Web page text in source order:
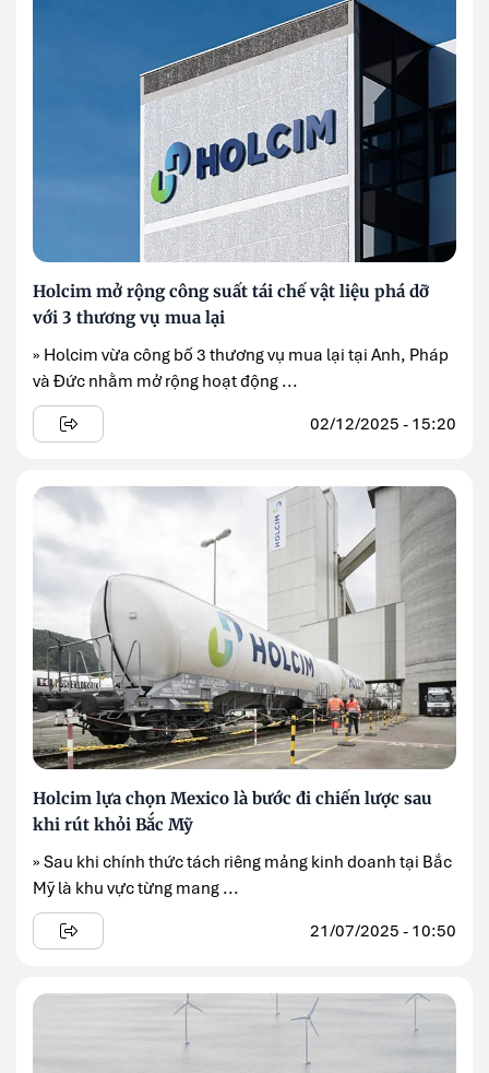
Holcim mở rộng công suất tái chế vật liệu phá dỡ
với 3 thương vụ mua lại
» Holcim vừa công bố 3 thương vụ mua lại tại Anh, Pháp
và Đức nhằm mở rộng hoạt động ...
02/12/2025 - 15:20
Holcim lựa chọn Mexico là bước đi chiến lược sau
khi rút khỏi Bắc Mỹ
» Sau khi chính thức tách riêng mảng kinh doanh tại Bắc
Mỹ là khu vực từng mang ...
21/07/2025 - 10:50